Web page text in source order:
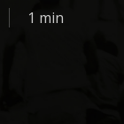
1 min